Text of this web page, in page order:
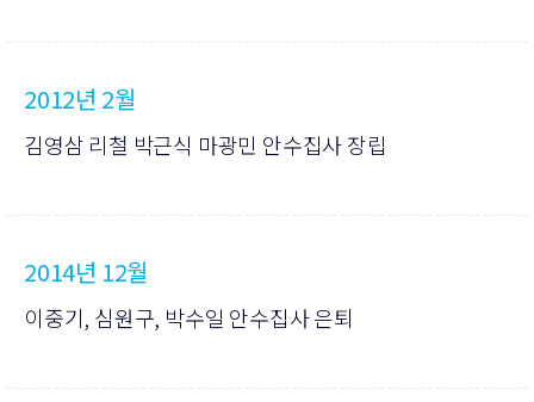
2012년 2월
김영삼 리철 박근식 마광민 안수집사 장립
2014년 12월
이중기, 심원구, 박수일 안수집사 은퇴